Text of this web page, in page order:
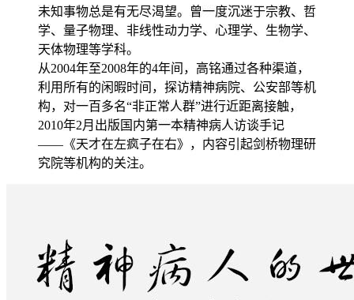
未知事物总是有无尽渴望。曾一度沉迷于宗教、哲
学、量子物理、非线性动力学、心理学、生物学、
天体物理等学科。
从2004年至2008年的4年间，高铭通过各种渠道，
利用所有的闲暇时间，探访精神病院、公安部等机
构，对一百多名“非正常人群”进行近距离接触，
2010年2月出版国内第一本精神病人访谈手记
――《天才在左疯子在右》，内容引起剑桥物理研
究院等机构的关注。